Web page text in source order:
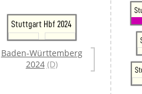
Weitere
Stuttgart Hbf 2024
Baden-Württemberg
2024 (D)